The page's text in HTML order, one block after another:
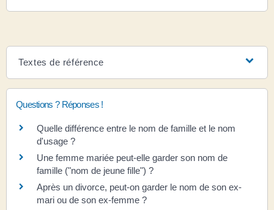
Textes de référence
Questions ? Réponses !
Quelle différence entre le nom de famille et le nom
d'usage ?
Une femme mariée peut-elle garder son nom de
famille ("nom de jeune fille") ?
Après un divorce, peut-on garder le nom de son ex-
mari ou de son ex-femme ?